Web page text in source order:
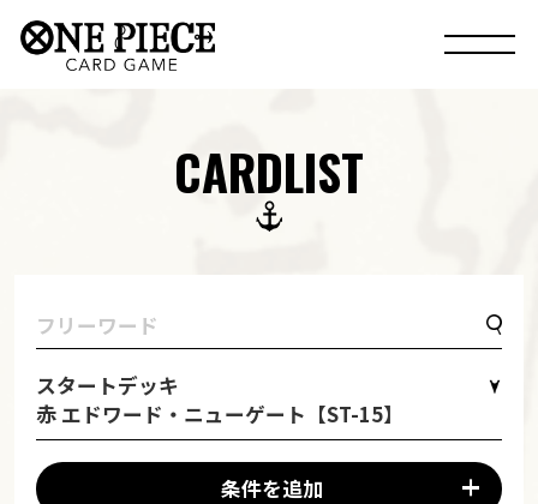
CARDLIST
スタートデッキ
赤 エドワード・ニューゲート【ST-15】
条件を追加